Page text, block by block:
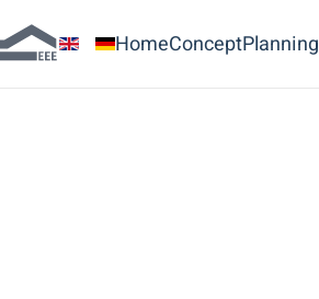
HomeConceptPlanning